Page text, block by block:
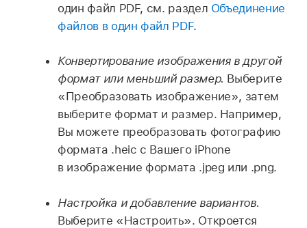
один файл PDF, см. раздел Объединение
файлов в один файл PDF.
Конвертирование изображения в другой
формат или меньший размер. Выберите
«Преобразовать изображение», затем
выберите формат и размер. Например,
Вы можете преобразовать фотографию
формата .heic с Вашего iPhone
в изображение формата .jpeg или .png.
Настройка и добавление вариантов.
Выберите «Настроить». Откроется